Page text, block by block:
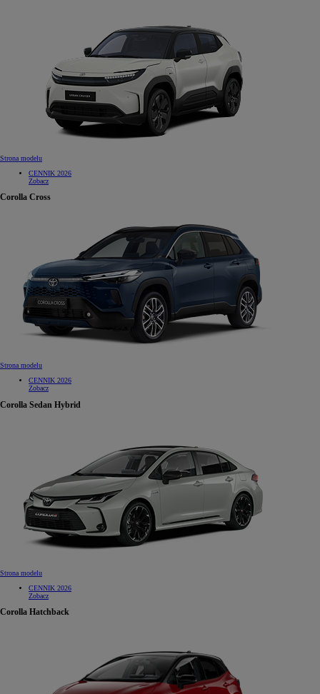
Strona modelu
CENNIK 2026
Zobacz
Corolla Cross
Strona modelu
CENNIK 2026
Zobacz
Corolla Sedan Hybrid
Strona modelu
CENNIK 2026
Zobacz
Corolla Hatchback